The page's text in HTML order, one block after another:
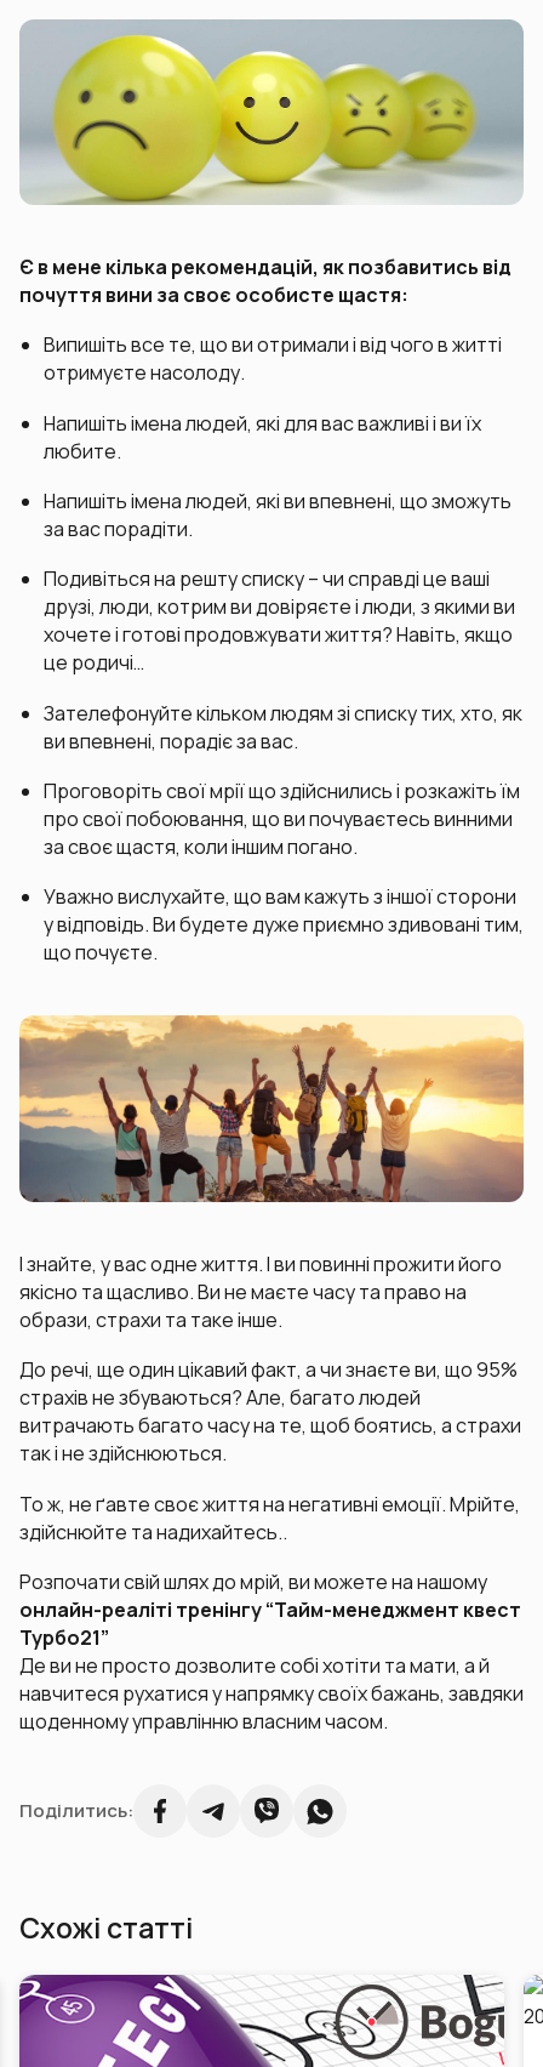
Є в мене кілька рекомендацій, як позбавитись від
почуття вини за своє особисте щастя:
Випишіть все те, що ви отримали і від чого в житті
отримуєте насолоду.
Напишіть імена людей, які для вас важливі і ви їх
любите.
Напишіть імена людей, які ви впевнені, що зможуть
за вас порадіти.
Подивіться на решту списку – чи справді це ваші
друзі, люди, котрим ви довіряєте і люди, з якими ви
хочете і готові продовжувати життя? Навіть, якщо
це родичі…
Зателефонуйте кільком людям зі списку тих, хто, як
ви впевнені, порадіє за вас.
Проговоріть свої мрії що здійснились і розкажіть їм
про свої побоювання, що ви почуваєтесь винними
за своє щастя, коли іншим погано.
Уважно вислухайте, що вам кажуть з іншої сторони
у відповідь. Ви будете дуже приємно здивовані тим,
що почуєте.
І знайте, у вас одне життя. І ви повинні прожити його
якісно та щасливо. Ви не маєте часу та право на
образи, страхи та таке інше.
До речі, ще один цікавий факт, а чи знаєте ви, що 95%
страхів не збуваються? Але, багато людей
витрачають багато часу на те, щоб боятись, а страхи
так і не здійснюються.
То ж, не ґавте своє життя на негативні емоції. Мрійте,
здійснюйте та надихайтесь..
Розпочати свій шлях до мрій, ви можете на нашому
онлайн-реаліті тренінгу “Тайм-менеджмент квест
Турбо21”
Де ви не просто дозволите собі хотіти та мати, а й
навчитеся рухатися у напрямку своїх бажань, завдяки
щоденному управлінню власним часом.
Поділитись:
Схожі статті